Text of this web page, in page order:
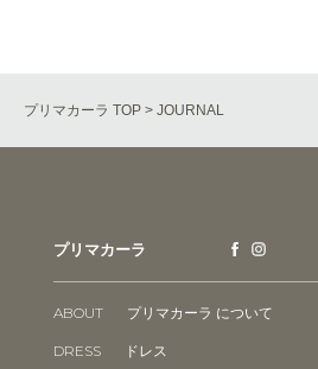
プリマカーラ TOP > JOURNAL
プリマカーラ
ABOUT プリマカーラ について
DRESS ドレス